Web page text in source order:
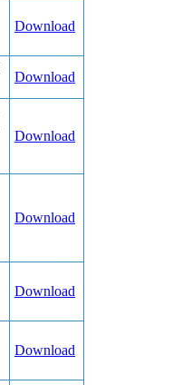
Download
Download
Download
Download
Download
Download